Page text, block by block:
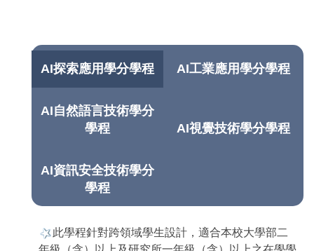
AI探索應用學分學程 AI工業應用學分學程
AI自然語言技術學分
學程
AI視覺技術學分學程
AI資訊安全技術學分
學程
此學程針對跨領域學生設計，適合本校大學部二